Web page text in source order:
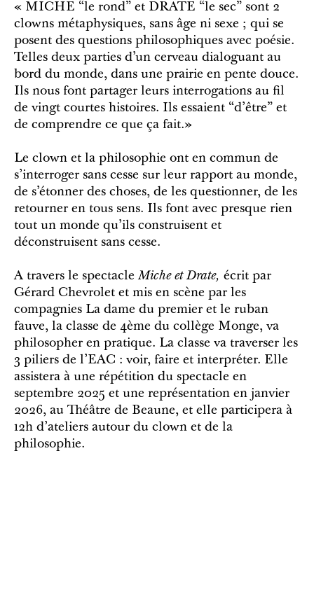
« MICHE “le rond” et DRATE “le sec” sont 2
clowns métaphysiques, sans âge ni sexe ; qui se
posent des questions philosophiques avec poésie.
Telles deux parties d’un cerveau dialoguant au
bord du monde, dans une prairie en pente douce.
Ils nous font partager leurs interrogations au fil
de vingt courtes histoires. Ils essaient “d’être” et
de comprendre ce que ça fait.»
Le clown et la philosophie ont en commun de
s’interroger sans cesse sur leur rapport au monde,
de s’étonner des choses, de les questionner, de les
retourner en tous sens. Ils font avec presque rien
tout un monde qu’ils construisent et
déconstruisent sans cesse.
A travers le spectacle Miche et Drate, écrit par
Gérard Chevrolet et mis en scène par les
compagnies La dame du premier et le ruban
fauve, la classe de 4ème du collège Monge, va
philosopher en pratique. La classe va traverser les
3 piliers de l'EAC : voir, faire et interpréter. Elle
assistera à une répétition du spectacle en
septembre 2025 et une représentation en janvier
2026, au Théâtre de Beaune, et elle participera à
12h d'ateliers autour du clown et de la
philosophie.